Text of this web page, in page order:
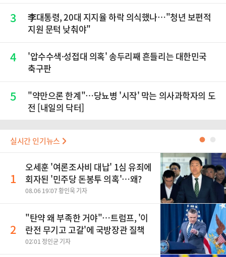
재점화, 김민석 "과반 승리 가능성 99%" 등
3
李대통령, 20대 지지율 하락 의식했나…"청년 보편적
지원 문턱 낮춰야"
4
'압수수색·성접대 의혹' 송두리째 흔들리는 대한민국
축구판
5
"약만으론 한계"…당뇨병 '시작' 막는 의사과학자의 도
전 [내일의 닥터]
실시간 인기뉴스 ●
1
오세훈 '여론조사비 대납' 1심 유죄에
회자된 '민주당 돈봉투 의혹'…왜?
08.06 19:07 황인욱 기자
2
"탄약 왜 부족한 거야"…트럼프, '이
란전 무기고 고갈'에 국방장관 질책
02:01 정인균 기자